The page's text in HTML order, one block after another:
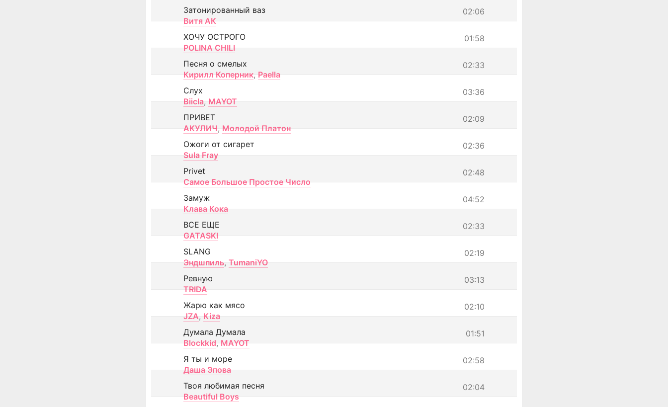
02:06
Затонированный ваз
Витя АК
01:58
ХОЧУ ОСТРОГО
POLINA CHILI
02:33
Песня о смелых
Кирилл Коперник, Paella
03:36
Слух
Biicla, MAYOT
02:09
ПРИВЕТ
АКУЛИЧ, Молодой Платон
02:36
Ожоги от сигарет
Sula Fray
02:48
Privet
Самое Большое Простое Число
04:52
Замуж
Клава Кока
02:33
ВСЕ ЕЩЕ
GATASKI
02:19
SLANG
Эндшпиль, TumaniYO
03:13
Ревную
TRIDA
02:10
Жарю как мясо
JZA, Kiza
01:51
Думала Думала
Blockkid, MAYOT
02:58
Я ты и море
Даша Эпова
02:04
Твоя любимая песня
Beautiful Boys